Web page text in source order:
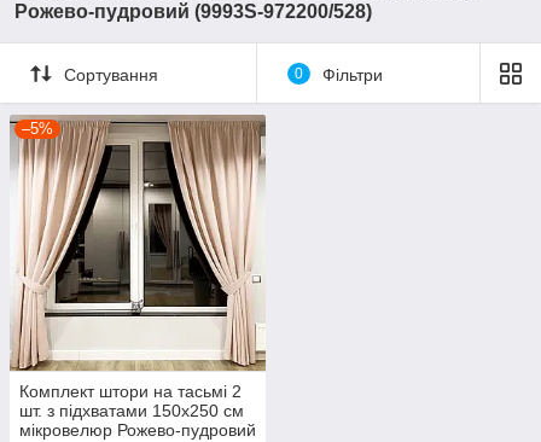
Рожево-пудровий (9993S-972200/528)
Сортування 0 Фільтри
–5%
Комплект штори на тасьмі 2
шт. з підхватами 150х250 см
мікровелюр Рожево-пудровий